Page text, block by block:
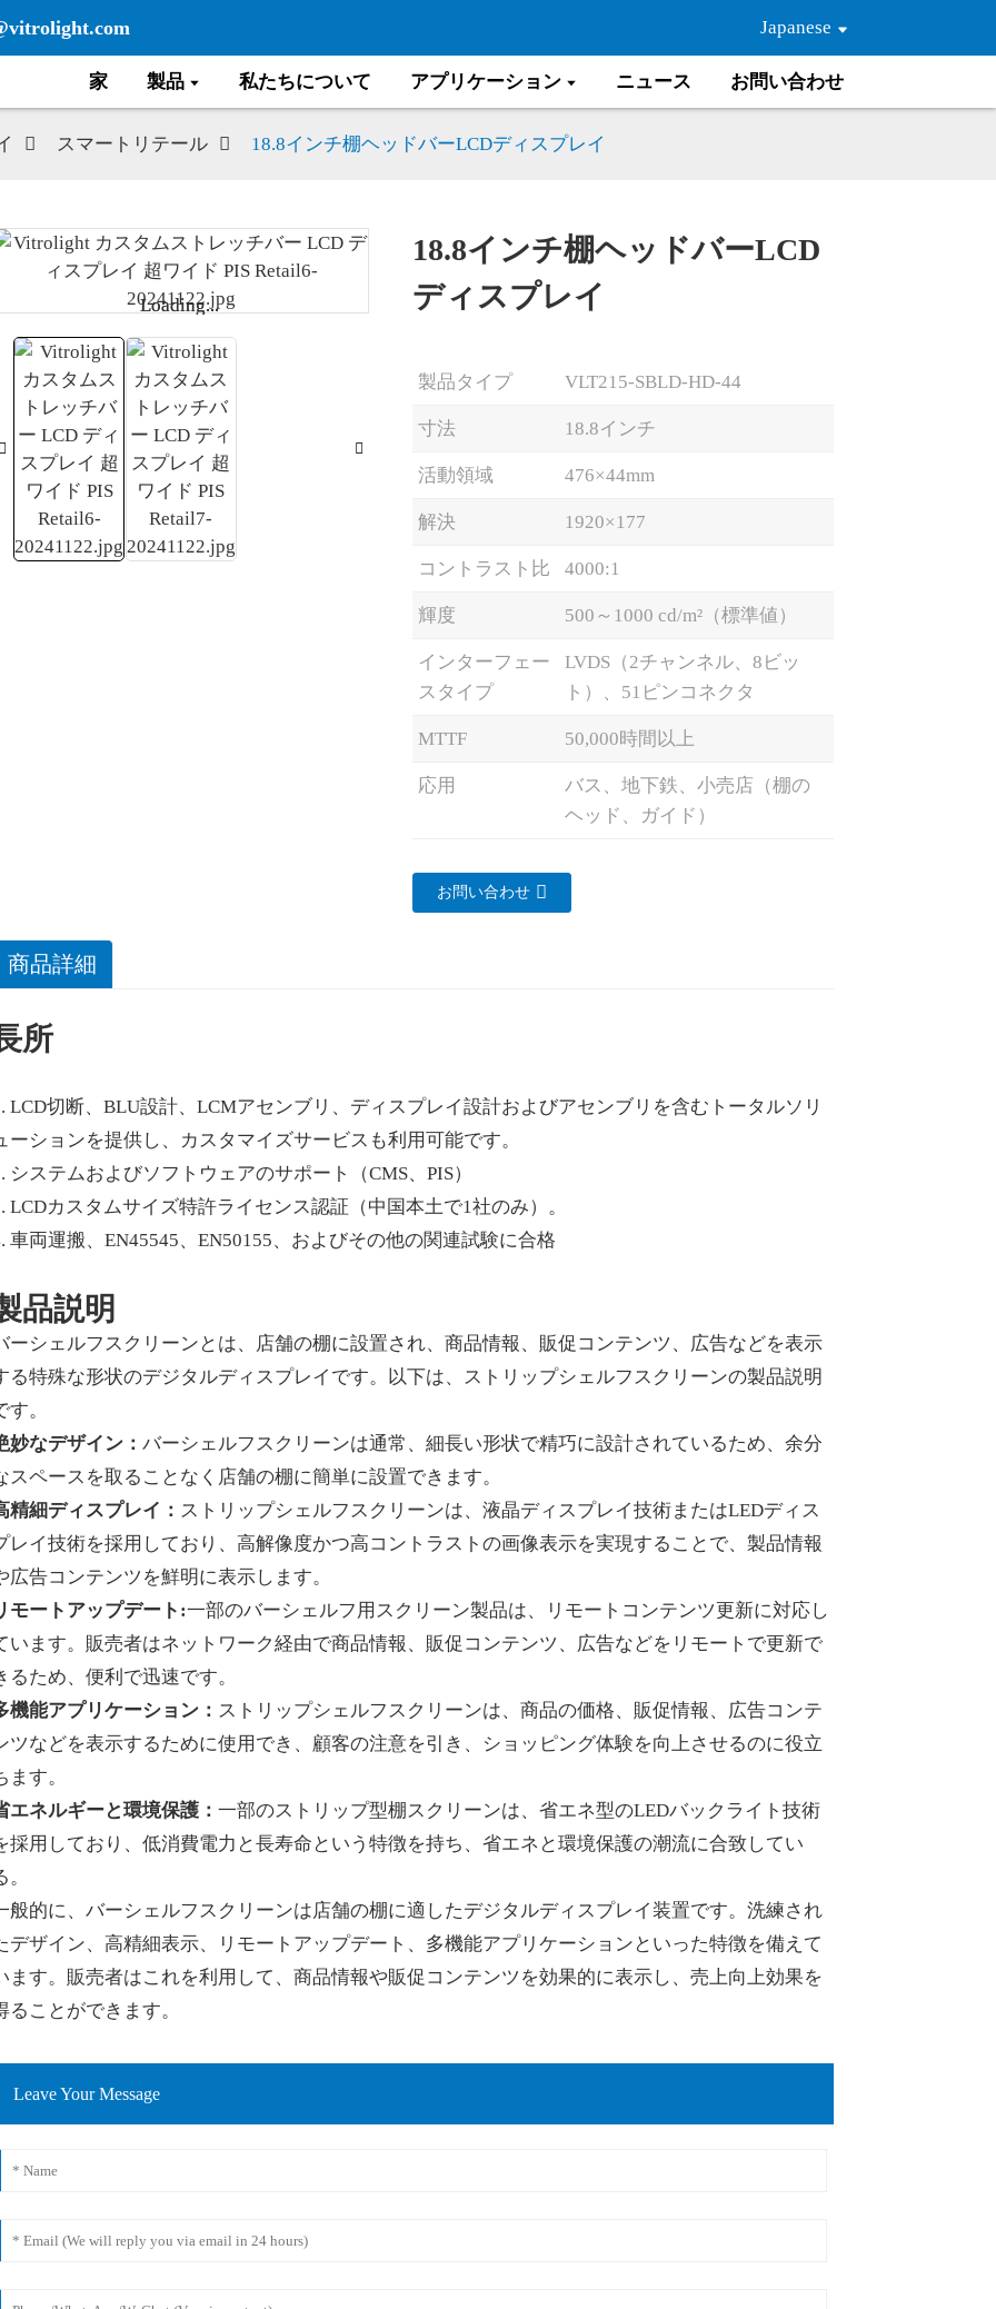
Japanese
家 製品 私たちについて アプリケーション ニュース お問い合わせ
スマートリテール 18.8インチ棚ヘッドバーLCDディスプレイ
Loading...
Loading... Loading...
Loading...
18.8インチ棚ヘッドバーLCD
ディスプレイ
製品タイプ VLT215-SBLD-HD-44
寸法 18.8インチ
活動領域 476×44mm
解決 1920×177
コントラスト比 4000:1
輝度 500～1000 cd/m²（標準値）
インターフェー
スタイプ
LVDS（2チャンネル、8ビッ
ト）、51ピンコネクタ
MTTF 50,000時間以上
応用
バス、地下鉄、小売店（棚の
ヘッド、ガイド）
お問い合わせ
商品詳細
所
LCD切断、BLU設計、LCMアセンブリ、ディスプレイ設計およびアセンブリを含むトータルソリ
ーションを提供し、カスタマイズサービスも利用可能です。
システムおよびソフトウェアのサポート（CMS、PIS）
LCDカスタムサイズ特許ライセンス認証（中国本土で1社のみ）。
車両運搬、EN45545、EN50155、およびその他の関連試験に合格
品説明
ーシェルフスクリーンとは、店舗の棚に設置され、商品情報、販促コンテンツ、広告などを表示
る特殊な形状のデジタルディスプレイです。以下は、ストリップシェルフスクリーンの製品説明
す。
妙なデザイン： バーシェルフスクリーンは通常、細長い形状で精巧に設計されているため、余分
スペースを取ることなく店舗の棚に簡単に設置できます。
精細ディスプレイ： ストリップシェルフスクリーンは、液晶ディスプレイ技術またはLEDディス
レイ技術を採用しており、高解像度かつ高コントラストの画像表示を実現することで、製品情報
広告コンテンツを鮮明に表示します。
モートアップデート:一部のバーシェルフ用スクリーン製品は、リモートコンテンツ更新に対応し
います。販売者はネットワーク経由で商品情報、販促コンテンツ、広告などをリモートで更新で
るため、便利で迅速です。
機能アプリケーション： ストリップシェルフスクリーンは、商品の価格、販促情報、広告コンテ
ツなどを表示するために使用でき、顧客の注意を引き、ショッピング体験を向上させるのに役立
ます。
エネルギーと環境保護： 一部のストリップ型棚スクリーンは、省エネ型のLEDバックライト技術
採用しており、低消費電力と長寿命という特徴を持ち、省エネと環境保護の潮流に合致してい
。
般的に、バーシェルフスクリーンは店舗の棚に適したデジタルディスプレイ装置です。洗練され
デザイン、高精細表示、リモートアップデート、多機能アプリケーションといった特徴を備えて
ます。販売者はこれを利用して、商品情報や販促コンテンツを効果的に表示し、売上向上効果を
ることができます。
Leave Your Message